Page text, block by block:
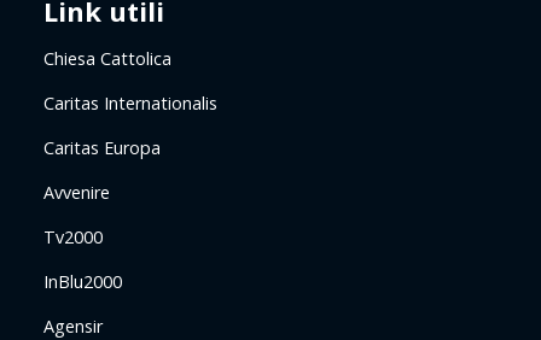
Link utili
Chiesa Cattolica
Caritas Internationalis
Caritas Europa
Avvenire
Tv2000
InBlu2000
Agensir